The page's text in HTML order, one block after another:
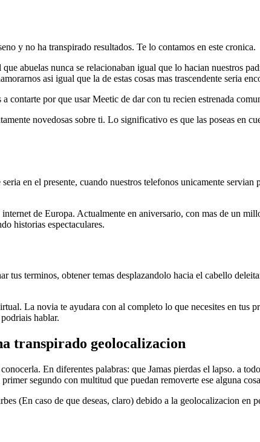
y no ha transpirado resultados. Te lo contamos en este cronica.
abuelas nunca se relacionaban igual que lo hacian nuestros
asi igual que la de estas cosas mas trascendente seria
contarte por que usar Meetic de dar con tu recien estrenada
novedosas sobre ti. Lo significativo es que las poseas en
en el presente, cuando nuestros telefonos unicamente
de Europa. Actualmente en aniversario, con mas de un
historias espectaculares.
terminos, obtener temas desplazandolo hacia el cabello
La novia te ayudara con al completo lo que necesites en tus
hablar.
transpirado geolocalizacion
En diferentes palabras: que Jamas pierdas el lapso. a
segundo con multitud que puedan removerte ese alguna
(En caso de que deseas, claro) debido a la geolocalizacion en